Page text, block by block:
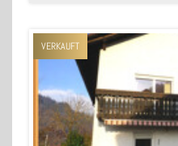
VERKAUFT